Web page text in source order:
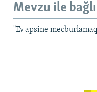
Mevzu ile
"Ev apsine